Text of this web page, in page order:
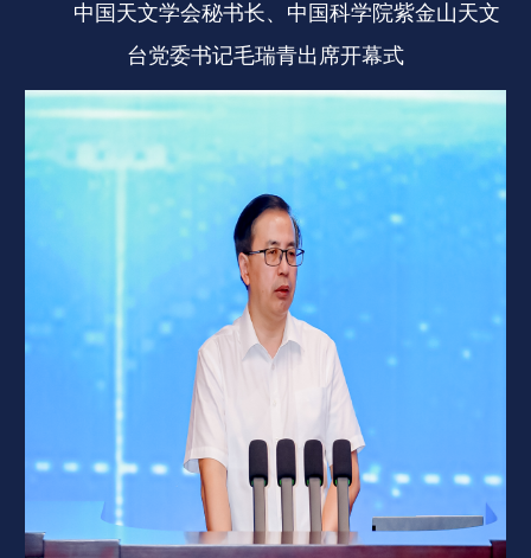
中国天文学会秘书长、中国科学院紫金山天文
台党委书记毛瑞青出席开幕式